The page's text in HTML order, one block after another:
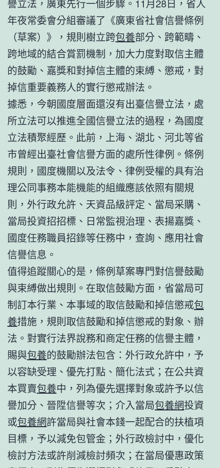
譽立法，廣東先行一個步驟。11月28日，省人
年夜常委會分組審議了《廣東省社會信譽條例
（草案）》，規則樹立跨包養部分、跨範疇、
跨地域的結合賞罰機制，加大力度對取信主體
的鼓勵、嘉獎和對掉信主體的束縛、懲戒，對
掉信重要義務人的實行懲戒辦法。
據悉，今朝國度層面還沒有出臺信譽立法，處
所立法可以推進全國信譽立法的過程，為國度
立法積聚經歷。此前，上海、湖北、河北等省
市曾經出臺社會信譽方面的處所性律例。條例
規則，國度機關以及法令、律例受權的具有治
理公同事務本能機能的組織應該依照有關規
則，外行政允許、天資品級評定、當局采購、
當局投資招招標、日常監視治理、表揚嘉獎、
國度任務職員招錄等任務中，查詢、應用社會
信譽信息。
值得追蹤關心的是，條例草案專門對信譽鼓勵
與束縛做出規則。在取信鼓勵方面，省當局可
制訂本行業、本事域的取信鼓勵和掉信懲戒包
養措施，規則取信鼓勵和掉信懲戒的對象、辦
法。對實行法界說務和商定任務的信譽主體，
賜與包養的鼓勵辦法包含：外行政允許中，予
以容缺受理、優先打點、簡化法式；在公共資
本買賣包養中，列為優先選擇對象或許予以信
譽加分、晉陞信譽等次；介入當局包養網投資
或包養網許當局與社會本錢一起配合的扶植項
目標，予以減免包管金；外行政檢討中，優化
檢討方法或許削減檢討頻次；在當局優惠政策